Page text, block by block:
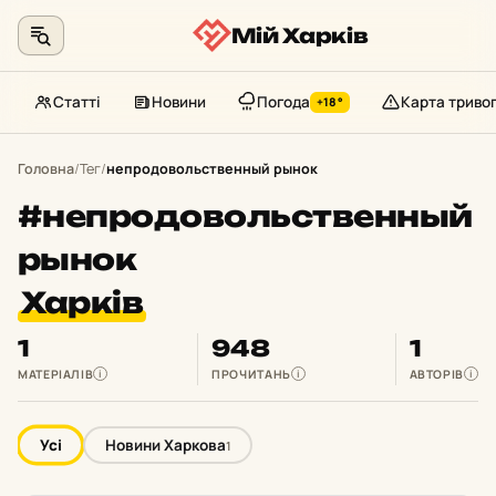
Мій Харків
Статті Новини Погода +18° Карта тривог
Головна/Тег/непродовольственный рынок
#непродовольственный
рынок
Харків
1
МАТЕРІАЛІВ i
948
ПРОЧИТАНЬ i
1
АВТОРІВ i
Усі Новини Харкова1